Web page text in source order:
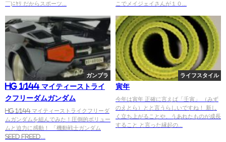
￣)ﾆﾔﾘ だからスポーツ...
こでメイジェイさんが１０...
ガンプラ
HG 1/144 マイティーストライ
クフリーダムガンダム
HG 1/144 マイティーストライクフリーダ
ムガンダムを組んでみた！圧倒的ボリュー
ムと迫力に感動！ 「機動戦士ガンダム
SEED FREED...
ライフスタイル
寅年
今年は寅年 正確に言えば「壬寅」 （みず
のえとら）とと言うらしいですね！ 新し
く立ち上がることや、うあれたものが成長
すること と言った縁起の...